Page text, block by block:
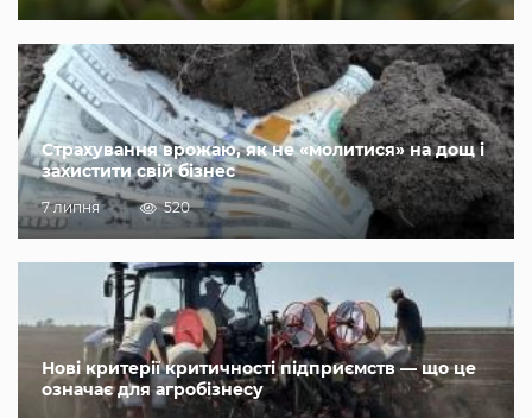
Страхування врожаю, як не «молитися» на дощ і
захистити свій бізнес
7 липня 520
Нові критерії критичності підприємств — що це
означає для агробізнесу